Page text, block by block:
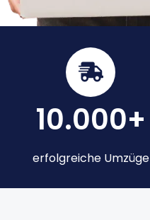
10.000+
erfolgreiche Umzüge